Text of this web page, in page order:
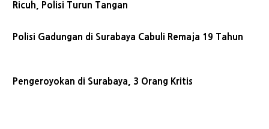
Ricuh, Polisi Turun Tangan
Polisi Gadungan di Surabaya Cabuli Remaja 19 Tahun
Pengeroyokan di Surabaya, 3 Orang Kritis